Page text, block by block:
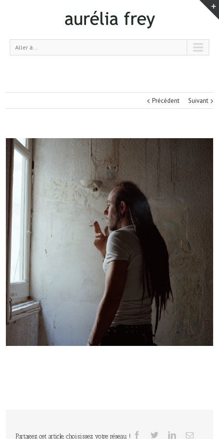
Aller à...
Précédent Suivant
Partagez cet article, choisissez votre réseau !